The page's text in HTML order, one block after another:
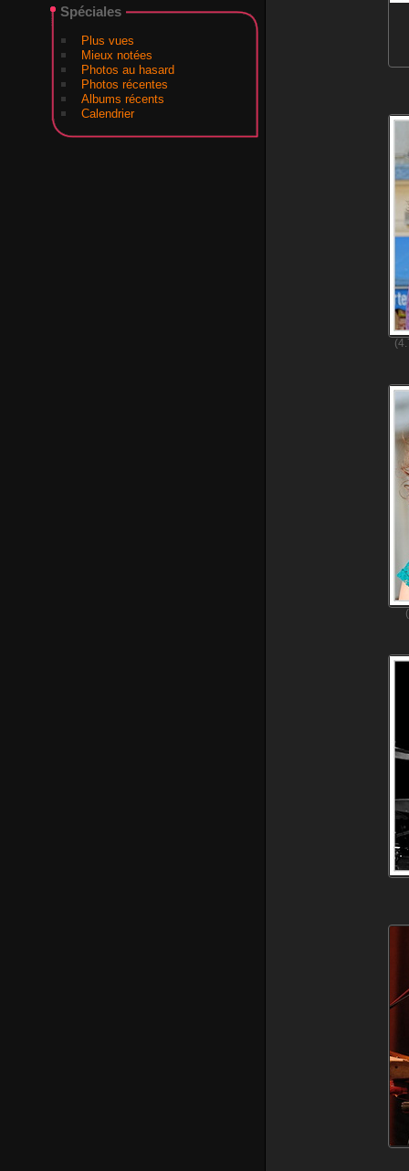
Spéciales
Plus vues
Mieux notées
Photos au hasard
Photos récentes
Albums récents
Calendrier